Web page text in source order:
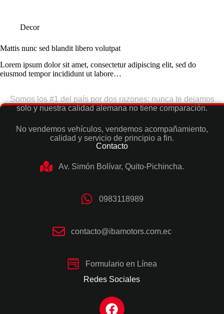
Decor
Mattis nunc sed blandit libero volutpat
Lorem ipsum dolor sit amet, consectetur adipiscing elit, sed do
eiusmod tempor incididunt ut labore…
Somos los #1 del país por dos razones: nunca te dejamos
solo y nuestra calidad alemana no tiene comparación.
No vendemos vehículos, vendemos acompañamiento,
calidad y servicio de principio a fin.
Contacto
Av. Simón Bolívar, Quito-Pichincha.
0983118989
contacto@ibamotors.com.ec
Formulario en Línea
Redes Sociales